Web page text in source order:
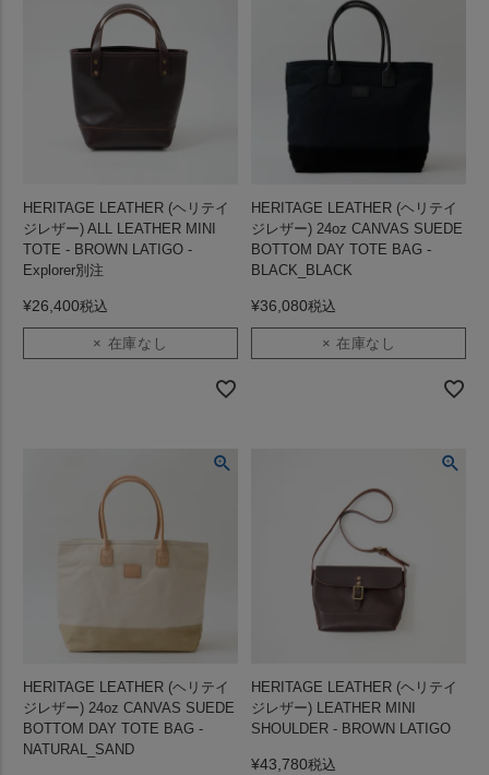
HERITAGE LEATHER (ヘリテイ
ジレザー) ALL LEATHER MINI
TOTE - BROWN LATIGO -
Explorer別注
¥26,400税込
× 在庫なし
HERITAGE LEATHER (ヘリテイ
ジレザー) 24oz CANVAS SUEDE
BOTTOM DAY TOTE BAG -
BLACK_BLACK
¥36,080税込
× 在庫なし
HERITAGE LEATHER (ヘリテイ
ジレザー) 24oz CANVAS SUEDE
BOTTOM DAY TOTE BAG -
NATURAL_SAND
HERITAGE LEATHER (ヘリテイ
ジレザー) LEATHER MINI
SHOULDER - BROWN LATIGO
¥43,780税込